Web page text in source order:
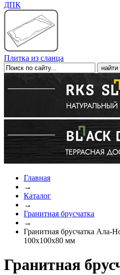
ДПК
Плитка из сланца
Главная
→
Каталог
→
Гранитная брусчатка
→
Гранитная брусчатка Ала-
100x100х80 мм
Гранитная